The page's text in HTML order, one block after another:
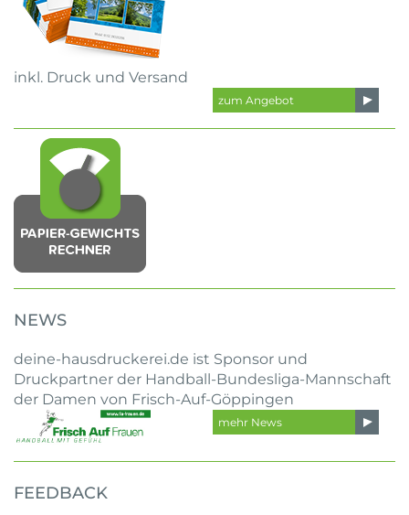
inkl. Druck und Versand
zum Angebot
NEWS
deine-hausdruckerei.de ist Sponsor und
Druckpartner der Handball-Bundesliga-Mannschaft
der Damen von Frisch-Auf-Göppingen
mehr News
FEEDBACK